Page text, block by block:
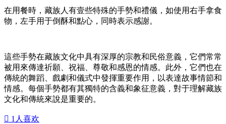
在用餐時，藏族人有壹些特殊的手勢和禮儀，如使用右手拿食
物，左手用于倒酥和點心，同時表示感謝。
這些手勢在藏族文化中具有深厚的宗教和民俗意義，它們常常
被用來傳達祈願、祝福、尊敬和感恩的情感。此外，它們也在
傳統的舞蹈、戲劇和儀式中發揮重要作用，以表達故事情節和
情感。每個手勢都有其獨特的含義和象征意義，對于理解藏族
文化和傳統來說是重要的。
 1 人喜欢